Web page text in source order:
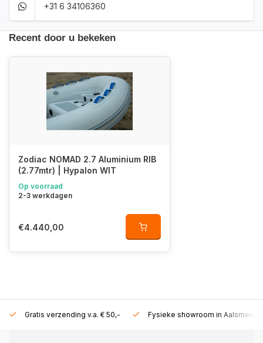
+31 6 34106360
Recent door u bekeken
Zodiac NOMAD 2.7 Aluminium RIB
(2.77mtr) | Hypalon WIT
Op voorraad
2-3 werkdagen
€4.440,00
Gratis verzending v.a. € 50,- Fysieke showroom in Aalsmeer!